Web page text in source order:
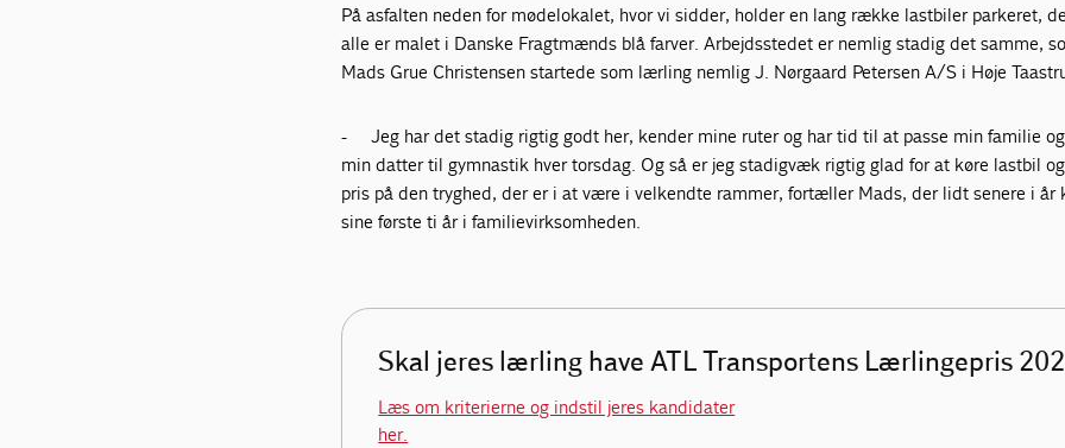
På asfalten neden for mødelokalet, hvor vi sidder, holder en lang række lastbiler parkeret,
alle er malet i Danske Fragtmænds blå farver. Arbejdsstedet er nemlig stadig det samme,
Mads Grue Christensen startede som lærling nemlig J. Nørgaard Petersen A/S i Høje
-
Jeg har det stadig rigtig godt her, kender mine ruter og har tid til at passe min familie
min datter til gymnastik hver torsdag. Og så er jeg stadigvæk rigtig glad for at køre lastbil
pris på den tryghed, der er i at være i velkendte rammer, fortæller Mads, der lidt senere i år
sine første ti år i familievirksomheden.
Skal jeres lærling have ATL Transportens Lærlingepris
Læs om kriterierne og indstil jeres kandidater
her.